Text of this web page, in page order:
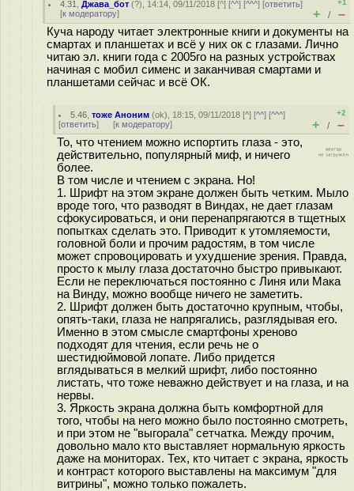
4.31 ,Джава_бот (?), 14:14, 09/11/2018 [^] [^^] [^^^] [ответить]
[к модератору]
+1
+ / –
Куча народу читает электронные книги и документы на
смартах и планшетах и всё у них ок с глазами. Лично
читаю эл. книги года с 2005го на разных устройствах
начиная с мобил сименс и заканчивая смартами и
планшетами сейчас и всё ОК.
5.46 ,тоже Аноним (ok), 18:15, 09/11/2018 [^] [^^] [^^^]
[ответить] [к модератору]
+2
+ / –
То, что чтением можно испортить глаза - это,
действительно, популярный миф, и ничего
более.
В том числе и чтением с экрана. Но!
1. Шрифт на этом экране должен быть четким. Мыло
вроде того, что разводят в Виндах, не дает глазам
сфокусироваться, и они перенапрягаются в тщетных
попытках сделать это. Приводит к утомляемости,
головной боли и прочим радостям, в том числе
может спровоцировать и ухудшение зрения. Правда,
просто к мылу глаза достаточно быстро привыкают.
Если не переключаться постоянно с Линя или Мака
на Винду, можно вообще ничего не заметить.
2. Шрифт должен быть достаточно крупным, чтобы,
опять-таки, глаза не напрягались, разглядывая его.
Именно в этом смысле смартфоны хреново
подходят для чтения, если речь не о
шестидюймовой лопате. Либо придется
вглядываться в мелкий шрифт, либо постоянно
листать, что тоже неважно действует и на глаза, и на
нервы.
3. Яркость экрана должна быть комфортной для
того, чтобы на него можно было постоянно смотреть,
и при этом не "выгорала" сетчатка. Между прочим,
довольно мало кто выставляет нормальную яркость
даже на мониторах. Тех, кто читает с экрана, яркость
и контраст которого выставлены на максимум "для
витрины", можно только пожалеть.